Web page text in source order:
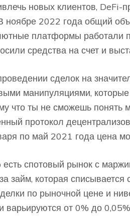
новых клиентов,
ноябре 2022 года общий
платформы работали
средства на счет и
сделок на
манипуляциями,
что ты не сможешь понять
протокол
по май 2021 года цена
спотовый рынок с
займ, которая
по рыночной цене и
варьируются от 0% до